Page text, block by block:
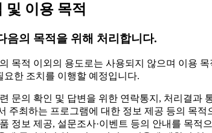
및 이용 목적
음의 목적을 위해 처리합니다.
목적 이외의 용도로는 사용되지 않으며 이용
요한 조치를 이행할 예정입니다.
문의 확인 및 답변을 위한 연락통지, 처리결과
주최하는 프로그램에 대한 정보 제공 등의 목적
정보 제공, 설문조사·이벤트 등의 안내를 목적